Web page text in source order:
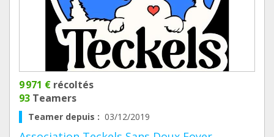
9 971 € récoltés
93 Teamers
Teamer depuis : 03/12/2019